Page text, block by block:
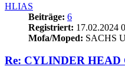
HLIAS
Beiträge: 6
Registriert: 17.02.2024
Mofa/Moped: SACHS
Re: CYLINDER HEAD